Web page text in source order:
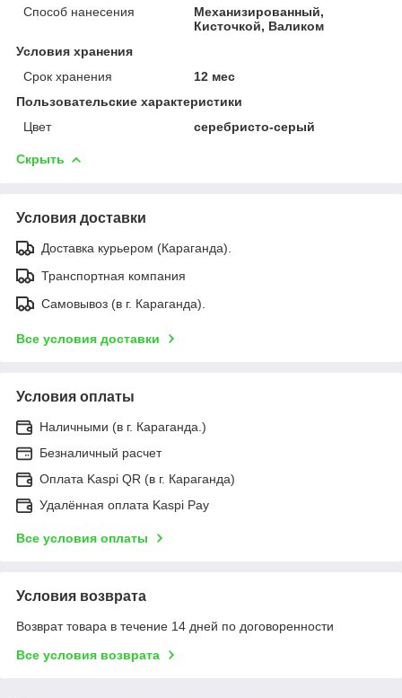
Способ нанесения
Механизированный,
Кисточкой, Валиком
Условия хранения
Срок хранения
12 мес
Пользовательские характеристики
Цвет
серебристо-серый
Скрыть
Условия доставки
Доставка курьером (Караганда).
Транспортная компания
Самовывоз (в г. Караганда).
Все условия доставки
Условия оплаты
Наличными (в г. Караганда.)
Безналичный расчет
Оплата Kaspi QR (в г. Караганда)
Удалённая оплата Kaspi Pay
Все условия оплаты
Условия возврата
Возврат товара в течение 14 дней по договоренности
Все условия возврата